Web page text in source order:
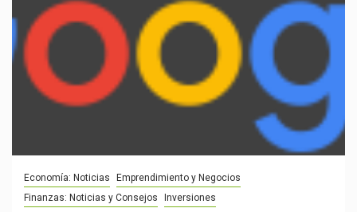
Economía: Noticias
Emprendimiento y Negocios
Finanzas: Noticias y Consejos
Inversiones